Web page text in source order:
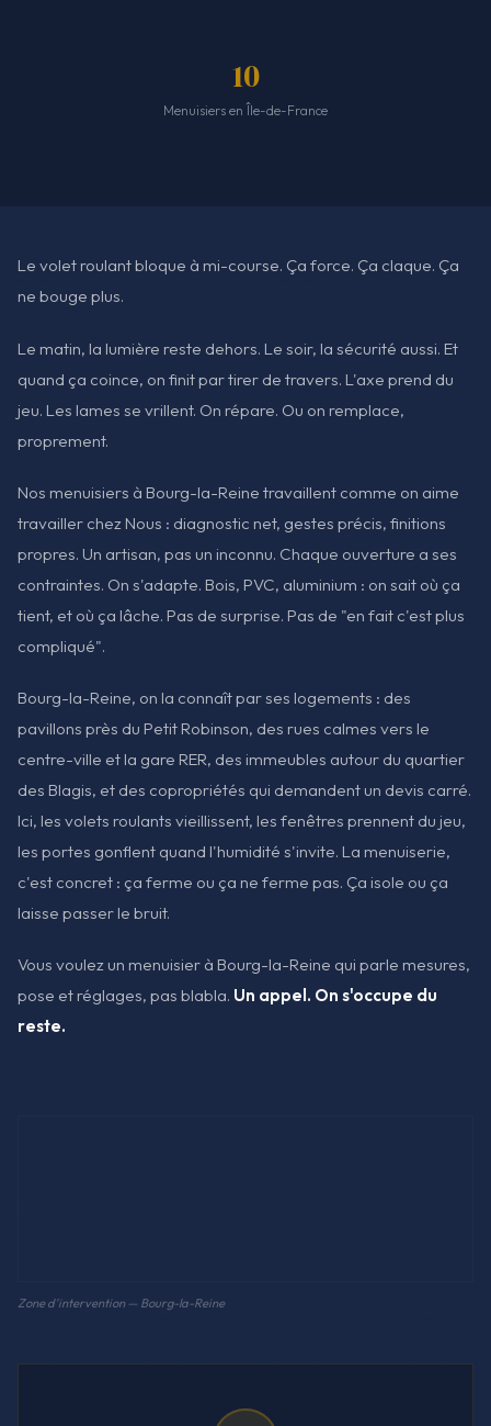
10
Menuisiers en Île-de-France
Le volet roulant bloque à mi-course. Ça force. Ça claque. Ça
ne bouge plus.
Le matin, la lumière reste dehors. Le soir, la sécurité aussi. Et
quand ça coince, on finit par tirer de travers. L'axe prend du
jeu. Les lames se vrillent. On répare. Ou on remplace,
proprement.
Nos menuisiers à Bourg-la-Reine travaillent comme on aime
travailler chez Nous : diagnostic net, gestes précis, finitions
propres. Un artisan, pas un inconnu. Chaque ouverture a ses
contraintes. On s'adapte. Bois, PVC, aluminium : on sait où ça
tient, et où ça lâche. Pas de surprise. Pas de "en fait c'est plus
compliqué".
Bourg-la-Reine, on la connaît par ses logements : des
pavillons près du Petit Robinson, des rues calmes vers le
centre-ville et la gare RER, des immeubles autour du quartier
des Blagis, et des copropriétés qui demandent un devis carré.
Ici, les volets roulants vieillissent, les fenêtres prennent du jeu,
les portes gonflent quand l'humidité s'invite. La menuiserie,
c'est concret : ça ferme ou ça ne ferme pas. Ça isole ou ça
laisse passer le bruit.
Vous voulez un menuisier à Bourg-la-Reine qui parle mesures,
pose et réglages, pas blabla. Un appel. On s'occupe du
reste.
Zone d'intervention — Bourg-la-Reine